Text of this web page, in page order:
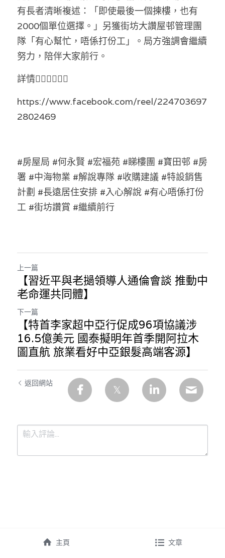
曾子晴 - 晴深直說
龔靜儀大律師專欄
陳貴春大律師專欄
溫志倫專欄
張美雄專欄
莊豪鋒專欄
香港科技專上書院｜專欄
有長者清晰複述：「即使最後一個揀樓，也有
2000個單位選擇。」另獲街坊大讚屋邨管理團
隊「有心幫忙，唔係打份工」。局方強調會繼續
努力，陪伴大家前行。
詳情👇🏻👇🏻👇🏻
https://www.facebook.com/reel/224703697
2802469
#房屋局 #何永賢 #宏福苑 #睇樓團 #寶田邨 #房
署 #中海物業 #解說專隊 #收購建議 #特設銷售
計劃 #長遠居住安排 #入心解說 #有心唔係打份
工 #街坊讚賞 #繼續前行
上一篇
【習近平與老撾領導人通倫會談 推動中
老命運共同體】
下一篇
【特首李家超中亞行促成96項協議涉
16.5億美元 國泰擬明年首季開阿拉木
圖直航 旅業看好中亞銀髮高端客源】
返回網站
主頁 文章